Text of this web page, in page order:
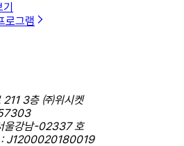
로그램
211 3층 ㈜위시켓
울강남-02337 호
: J1200020180019